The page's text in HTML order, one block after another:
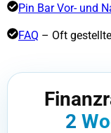
Pin Bar Vor- und
FAQ – Oft
2